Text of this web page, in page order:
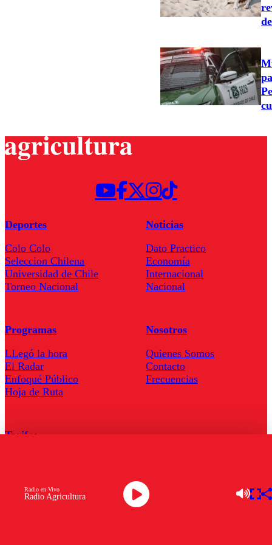
Radio Agricultura
Radio en Vivo
Deportes
Colo Colo
Seleccion Chilena
Universidad de Chile
Torneo Nacional
Noticias
Dato Practico
Economía
Internacional
Nacional
Programas
LLegó la hora
El Radar
Enfoqué Público
Hoja de Ruta
Nosotros
Quienes Somos
Contacto
Frecuencias
Tarifas